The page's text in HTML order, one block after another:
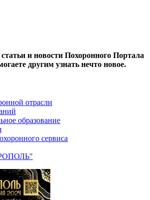
и новости Похоронного Портала
другим узнать нечто новое.
отрасли
образование
сервиса